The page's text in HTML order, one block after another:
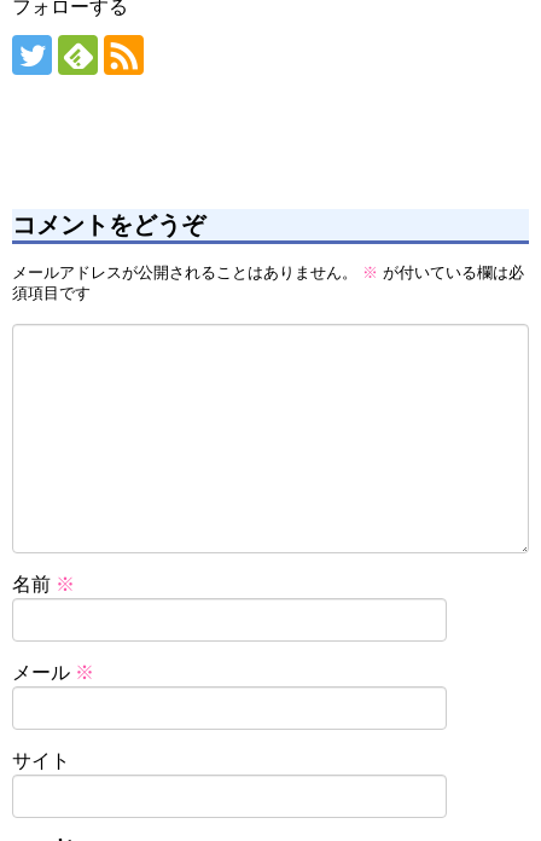
フォローする
コメントをどうぞ
メールアドレスが公開されることはありません。 ※ が付いている欄は必
須項目です
名前 ※
メール ※
サイト